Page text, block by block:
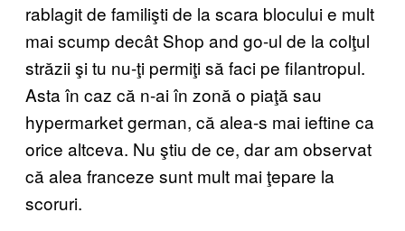
rablagit de familişti de la scara blocului e mult
mai scump decât Shop and go-ul de la colţul
străzii şi tu nu-ţi permiţi să faci pe filantropul.
Asta în caz că n-ai în zonă o piaţă sau
hypermarket german, că alea-s mai ieftine ca
orice altceva. Nu ştiu de ce, dar am observat
că alea franceze sunt mult mai ţepare la
scoruri.